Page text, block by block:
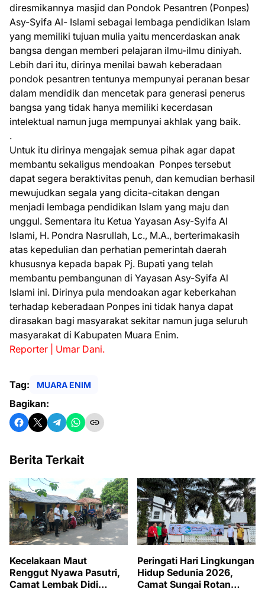
diresmikannya masjid dan Pondok Pesantren (Ponpes)
Asy-Syifa Al- Islami sebagai lembaga pendidikan Islam
yang memiliki tujuan mulia yaitu mencerdaskan anak
bangsa dengan memberi pelajaran ilmu-ilmu diniyah.
Lebih dari itu, dirinya menilai bawah keberadaan
pondok pesantren tentunya mempunyai peranan besar
dalam mendidik dan mencetak para generasi penerus
bangsa yang tidak hanya memiliki kecerdasan
intelektual namun juga mempunyai akhlak yang baik.
.
Untuk itu dirinya mengajak semua pihak agar dapat
membantu sekaligus mendoakan Ponpes tersebut
dapat segera beraktivitas penuh, dan kemudian berhasil
mewujudkan segala yang dicita-citakan dengan
menjadi lembaga pendidikan Islam yang maju dan
unggul. Sementara itu Ketua Yayasan Asy-Syifa Al
Islami, H. Pondra Nasrullah, Lc., M.A., berterimakasih
atas kepedulian dan perhatian pemerintah daerah
khususnya kepada bapak Pj. Bupati yang telah
membantu pembangunan di Yayasan Asy-Syifa Al
Islami ini. Dirinya pula mendoakan agar keberkahan
terhadap keberadaan Ponpes ini tidak hanya dapat
dirasakan bagi masyarakat sekitar namun juga seluruh
masyarakat di Kabupaten Muara Enim.
Reporter | Umar Dani.
Tag: MUARA ENIM
Bagikan:
Berita Terkait
Kecelakaan Maut
Renggut Nyawa Pasutri,
Camat Lembak Didi
Peringati Hari Lingkungan
Hidup Sedunia 2026,
Camat Sungai Rotan